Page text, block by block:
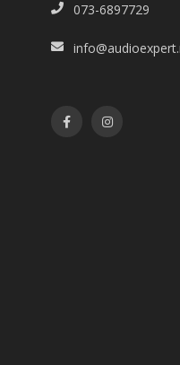
073-6897729